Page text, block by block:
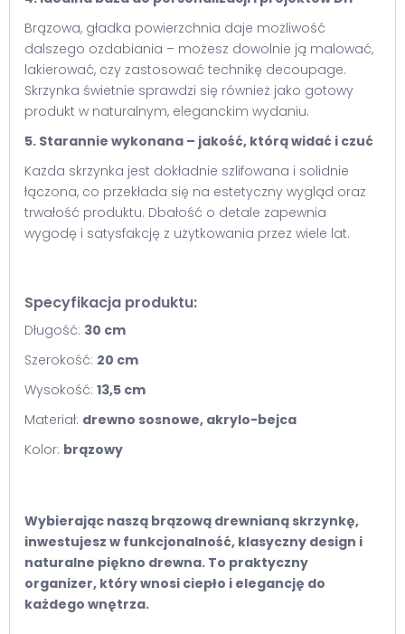
Brązowa, gładka powierzchnia daje możliwość
dalszego ozdabiania – możesz dowolnie ją malować,
lakierować, czy zastosować technikę decoupage.
Skrzynka świetnie sprawdzi się również jako gotowy
produkt w naturalnym, eleganckim wydaniu.
5. Starannie wykonana – jakość, którą widać i czuć
Każda skrzynka jest dokładnie szlifowana i solidnie
łączona, co przekłada się na estetyczny wygląd oraz
trwałość produktu. Dbałość o detale zapewnia
wygodę i satysfakcję z użytkowania przez wiele lat.
Specyfikacja produktu:
Długość: 30 cm
Szerokość: 20 cm
Wysokość: 13,5 cm
Materiał: drewno sosnowe, akrylo-bejca
Kolor: brązowy
Wybierając naszą brązową drewnianą skrzynkę,
inwestujesz w funkcjonalność, klasyczny design i
naturalne piękno drewna. To praktyczny
organizer, który wnosi ciepło i elegancję do
każdego wnętrza.